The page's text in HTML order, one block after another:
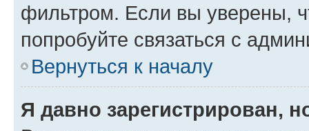
фильтром. Если вы уверены,
попробуйте связаться с
Вернуться к началу
Я давно зарегистрирован,